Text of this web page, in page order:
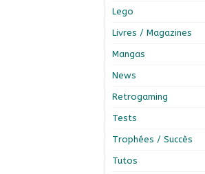
Lego
Livres / Magazines
Mangas
News
Retrogaming
Tests
Trophées / Succès
Tutos